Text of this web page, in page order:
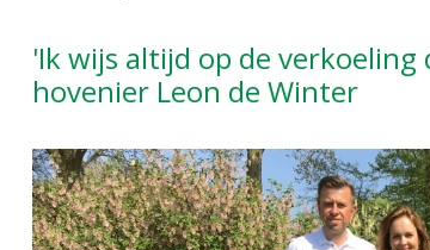
'Ik wijs altijd op de
hovenier Leon de Winter